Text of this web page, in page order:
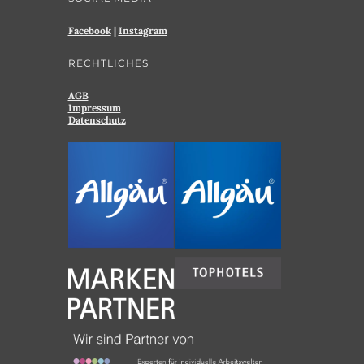
Facebook| Instagram
RECHTLICHES
AGB
Impressum
Datenschutz